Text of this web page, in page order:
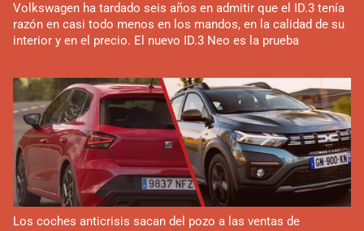
Volkswagen ha tardado seis años en admitir que el ID.3 tenía
razón en casi todo menos en los mandos, en la calidad de su
interior y en el precio. El nuevo ID.3 Neo es la prueba
Los coches anticrisis sacan del pozo a las ventas de